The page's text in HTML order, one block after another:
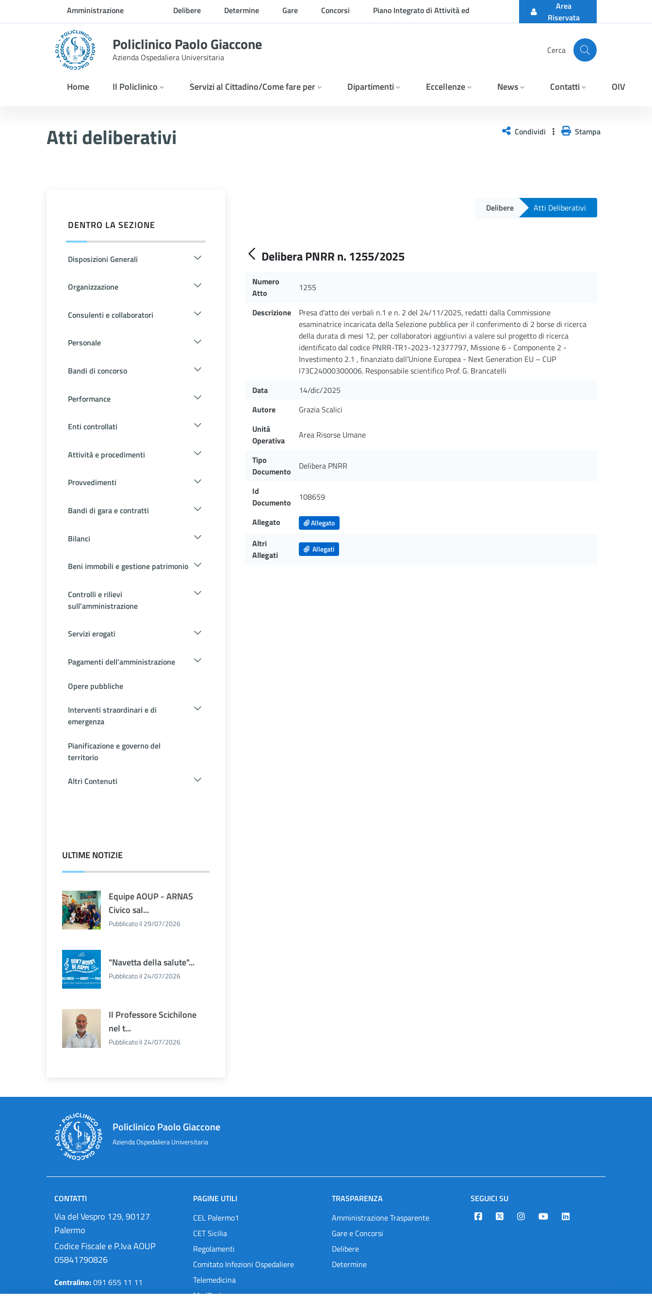
Skip to Main ContentAmministrazione
trasparente
Delibere Determine Gare Concorsi
Piano Integrato di Attività ed
Organizzazione
Area
Riservata
Policlinico Paolo Giaccone
Azienda Ospedaliera Universitaria
Cerca
Home Il Policlinico Servizi al Cittadino/Come fare per Dipartimenti Eccellenze News Contatti OIV
Atti deliberativi Condividi Stampa
DENTRO LA SEZIONE
Disposizioni Generali
Organizzazione
Consulenti e collaboratori
Personale
Bandi di concorso
Performance
Enti controllati
Attività e procedimenti
Provvedimenti
Bandi di gara e contratti
Bilanci
Beni immobili e gestione patrimonio
Controlli e rilievi
sull'amministrazione
Servizi erogati
Pagamenti dell'amministrazione
Opere pubbliche
Interventi straordinari e di
emergenza
Pianificazione e governo del
territorio
Altri Contenuti
ULTIME NOTIZIE
Equipe AOUP - ARNAS
Civico sal...
Pubblicato il 29/07/2026
"Navetta della salute"...
Pubblicato il 24/07/2026
Il Professore Scichilone
nel t...
Pubblicato il 24/07/2026
Delibere Atti Deliberativi
Delibera PNRR n. 1255/2025
Numero
Atto
1255
Descrizione
Presa d'atto dei verbali n.1 e n. 2 del 24/11/2025, redatti dalla Commissione
esaminatrice incaricata della Selezione pubblica per il conferimento di 2 borse di ricerca
della durata di mesi 12, per collaboratori aggiuntivi a valere sul progetto di ricerca
identificato dal codice PNRR-TR1-2023-12377797, Missione 6 - Componente 2 -
Investimento 2.1 , finanziato dall’Unione Europea - Next Generation EU – CUP
I73C24000300006. Responsabile scientifico Prof. G. Brancatelli
Data
14/dic/2025
Autore
Grazia Scalici
Unità
Operativa
Area Risorse Umane
Tipo
Documento
Delibera PNRR
Id
Documento
108659
Allegato Allegato
Altri
Allegati
Allegati
Policlinico Paolo Giaccone
Azienda Ospedaliera Universitaria
CONTATTI
Via del Vespro 129, 90127
Palermo
Codice Fiscale e P.Iva AOUP
05841790826
Centralino:091 655 11 11
Pec:protocollo@cert.policlinico.pa.it
PAGINE UTILI
CEL Palermo1
CET Sicilia
Regolamenti
Comitato Infezioni Ospedaliere
Telemedicina
MedOral
TRASPARENZA
Amministrazione Trasparente
Gare e Concorsi
Delibere
Determine
SEGUICI SU
Designers Italia
TwitterInstagramYoutubeLinkedin